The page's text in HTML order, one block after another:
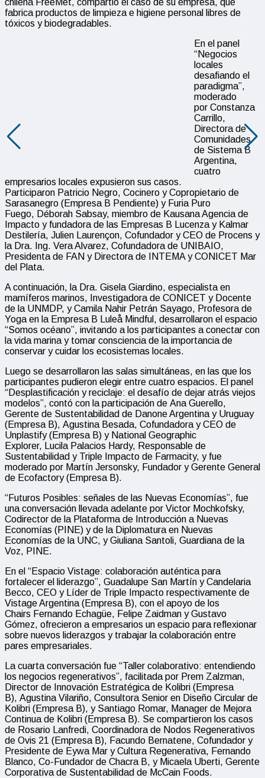
fabrica productos de limpieza e higiene personal libres de
tóxicos y biodegradables.
En el panel
“Negocios
locales
desafiando el
paradigma”,
moderado
por Constanza
Carrillo,
Directora de
Comunidades
de Sistema B
Argentina,
cuatro
empresarios locales expusieron sus casos.
Participaron Patricio Negro, Cocinero y Copropietario de
Sarasanegro (Empresa B Pendiente) y Furia Puro
Fuego, Déborah Sabsay, miembro de Kausana Agencia de
Impacto y fundadora de las Empresas B Lucenza y Kalmar
Destilería, Julien Laurençon, Cofundador y CEO de Procens y
la Dra. Ing. Vera Alvarez, Cofundadora de UNIBAIO,
Presidenta de FAN y Directora de INTEMA y CONICET Mar
del Plata.
A continuación, la Dra. Gisela Giardino, especialista en
mamíferos marinos, Investigadora de CONICET y Docente
de la UNMDP, y Camila Nahir Petrán Sayago, Profesora de
Yoga en la Empresa B Luleå Mindful, desarrollaron el espacio
“Somos océano”, invitando a los participantes a conectar con
la vida marina y tomar consciencia de la importancia de
conservar y cuidar los ecosistemas locales.
Luego se desarrollaron las salas simultáneas, en las que los
participantes pudieron elegir entre cuatro espacios. El panel
“Desplastificación y reciclaje: el desafío de dejar atrás viejos
modelos”, contó con la participación de Ana Guerello,
Gerente de Sustentabilidad de Danone Argentina y Uruguay
(Empresa B), Agustina Besada, Cofundadora y CEO de
Unplastify (Empresa B) y National Geographic
Explorer, Lucila Palacios Hardy, Responsable de
Sustentabilidad y Triple Impacto de Farmacity, y fue
moderado por Martín Jersonsky, Fundador y Gerente General
de Ecofactory (Empresa B).
“Futuros Posibles: señales de las Nuevas Economías”, fue
una conversación llevada adelante por Victor Mochkofsky,
Codirector de la Plataforma de Introducción a Nuevas
Economías (PINE) y de la Diplomatura en Nuevas
Economías de la UNC, y Giuliana Santoli, Guardiana de la
Voz, PINE.
En el “Espacio Vistage: colaboración auténtica para
fortalecer el liderazgo”, Guadalupe San Martín y Candelaria
Becco, CEO y Líder de Triple Impacto respectivamente de
Vistage Argentina (Empresa B), con el apoyo de los
Chairs Fernando Echagüe, Felipe Zaidman y Gustavo
Gómez, ofrecieron a empresarios un espacio para reflexionar
sobre nuevos liderazgos y trabajar la colaboración entre
pares empresariales.
La cuarta conversación fue “Taller colaborativo: entendiendo
los negocios regenerativos”, facilitada por Prem Zalzman,
Director de Innovación Estratégica de Kolibri (Empresa
B), Agustina Vilariño, Consultora Senior en Diseño Circular de
Kolibri (Empresa B), y Santiago Romar, Manager de Mejora
Continua de Kolibri (Empresa B). Se compartieron los casos
de Rosario Lanfredi, Coordinadora de Nodos Regenerativos
de Ovis 21 (Empresa B), Facundo Bernatene, Cofundador y
Presidente de Eywa Mar y Cultura Regenerativa, Fernando
Blanco, Co-Fundador de Chacra B, y Micaela Uberti, Gerente
Corporativa de Sustentabilidad de McCain Foods.